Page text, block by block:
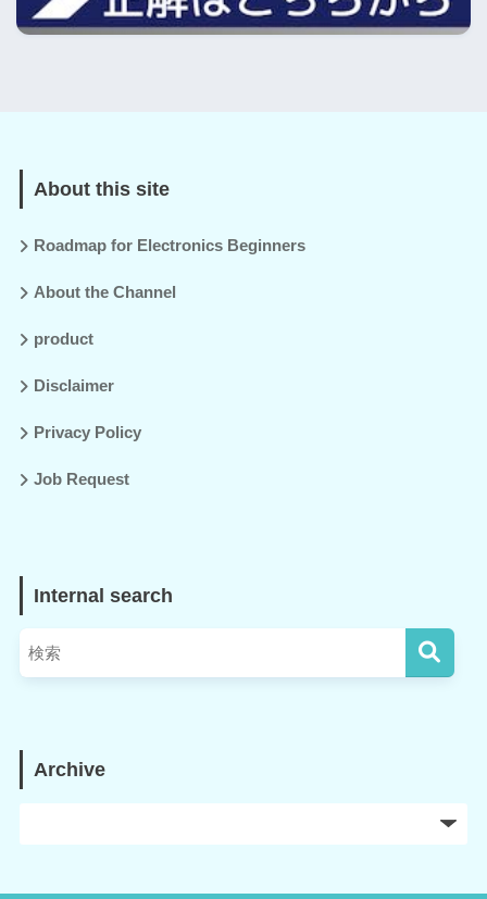
About this site
Roadmap for Electronics Beginners
About the Channel
product
Disclaimer
Privacy Policy
Job Request
Internal search
Archive